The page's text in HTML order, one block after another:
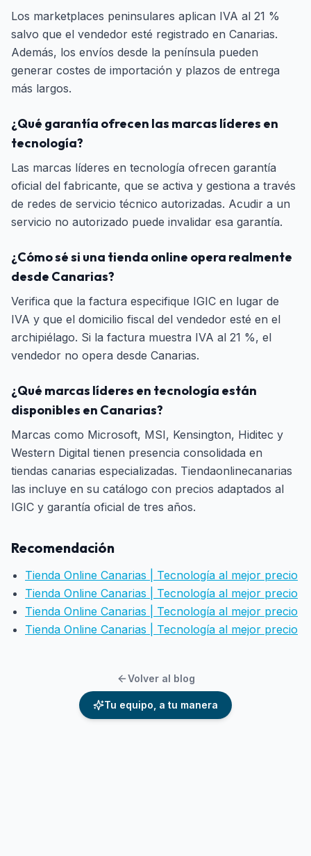
Los marketplaces peninsulares aplican IVA al 21 %
salvo que el vendedor esté registrado en Canarias.
Además, los envíos desde la península pueden
generar costes de importación y plazos de entrega
más largos.
¿Qué garantía ofrecen las marcas líderes en
tecnología?
Las marcas líderes en tecnología ofrecen garantía
oficial del fabricante, que se activa y gestiona a través
de redes de servicio técnico autorizadas. Acudir a un
servicio no autorizado puede invalidar esa garantía.
¿Cómo sé si una tienda online opera realmente
desde Canarias?
Verifica que la factura especifique IGIC en lugar de
IVA y que el domicilio fiscal del vendedor esté en el
archipiélago. Si la factura muestra IVA al 21 %, el
vendedor no opera desde Canarias.
¿Qué marcas líderes en tecnología están
disponibles en Canarias?
Marcas como Microsoft, MSI, Kensington, Hiditec y
Western Digital tienen presencia consolidada en
tiendas canarias especializadas. Tiendaonlinecanarias
las incluye en su catálogo con precios adaptados al
IGIC y garantía oficial de tres años.
Recomendación
Tienda Online Canarias | Tecnología al mejor precio
Tienda Online Canarias | Tecnología al mejor precio
Tienda Online Canarias | Tecnología al mejor precio
Tienda Online Canarias | Tecnología al mejor precio
Volver al blog
Tu equipo, a tu manera